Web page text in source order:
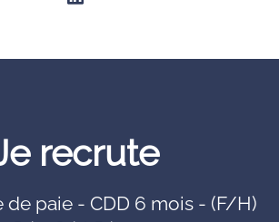
recrute
de paie - CDD 6 mois - (F/H)